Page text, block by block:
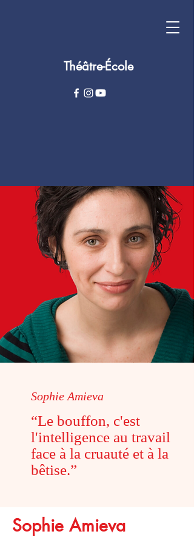
Théâtre-École
Sophie Amieva
“Le bouffon, c'est
l'intelligence au travail
face à la cruauté et à la
bêtise.”
Sophie Amieva